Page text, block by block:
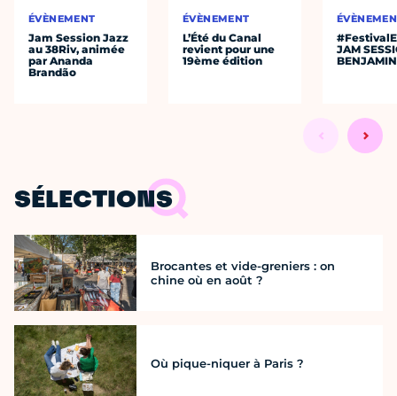
ÉVÈNEMENT
Jam Session Jazz
au 38Riv, animée
par Ananda
Brandão
ÉVÈNEMENT
L’Été du Canal
revient pour une
19ème édition
JAM
SÉLECTIONS
Brocantes et vide-greniers : on
chine où en août ?
Où pique-niquer à Paris ?